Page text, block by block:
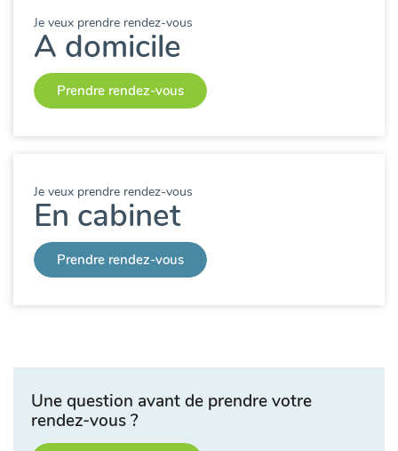
Je veux prendre rendez-vous
A domicile
Prendre rendez-vous
Je veux prendre rendez-vous
En cabinet
Prendre rendez-vous
Une question avant de prendre votre
rendez-vous ?